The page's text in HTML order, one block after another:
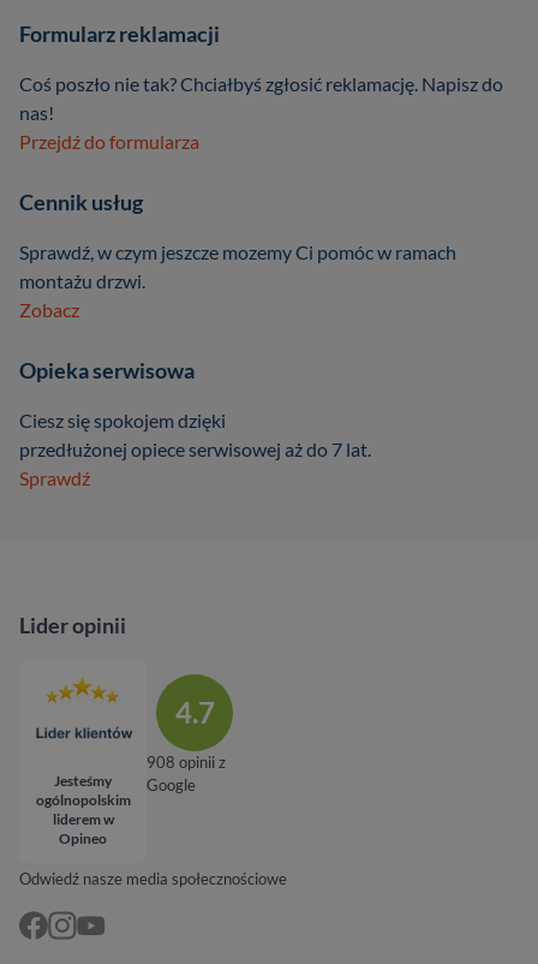
Formularz reklamacji
Coś poszło nie tak? Chciałbyś zgłosić reklamację. Napisz do
nas!
Przejdź do formularza
Cennik usług
Sprawdź, w czym jeszcze mozemy Ci pomóc w ramach
montażu drzwi.
Zobacz
Opieka serwisowa
Ciesz się spokojem dzięki
przedłużonej opiece serwisowej aż do 7 lat.
Sprawdź
Odwiedź nasze media społecznościowe
Lider opinii
Jesteśmy
ogólnopolskim
liderem w
Opineo
4.7
908 opinii z
Google